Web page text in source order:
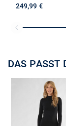
249,99 €
DAS PASST